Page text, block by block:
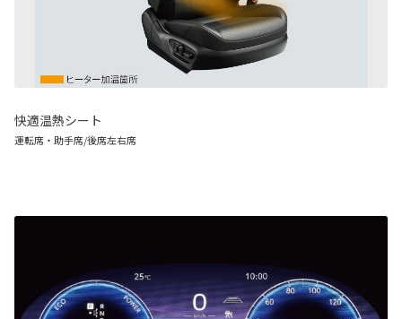
快適温熱シート
運転席・助手席/後席左右席